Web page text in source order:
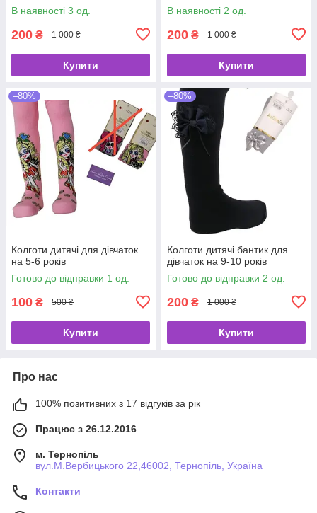
В наявності 3 од.
200 ₴ 1 000 ₴
Купити
В наявності 2 од.
200 ₴ 1 000 ₴
Купити
–80%
Колготи дитячі для дівчаток
на 5-6 років
Готово до відправки 1 од.
100 ₴ 500 ₴
Купити
–80%
Колготи дитячі бантик для
дівчаток на 9-10 років
Готово до відправки 2 од.
200 ₴ 1 000 ₴
Купити
Про нас
100% позитивних з 17 відгуків за рік
Працює з 26.12.2016
м. Тернопіль
вул.М.Вербицького 22,46002, Тернопіль, Україна
Контакти